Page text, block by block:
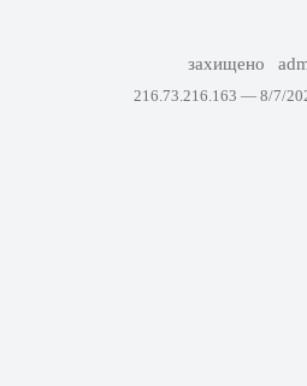
захищено
216.73.216.163 — 8/7/